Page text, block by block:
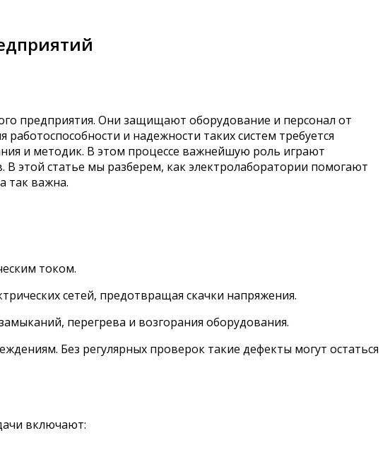
предприятия. Они защищают оборудование и персонал от
и надежности таких систем требуется
и методик. В этом процессе важнейшую роль играют
этой статье мы разберем, как электролаборатории помогают
так важна.
током.
сетей, предотвращая скачки напряжения.
перегрева и возгорания оборудования.
Без регулярных проверок такие дефекты могут остаться
включают: